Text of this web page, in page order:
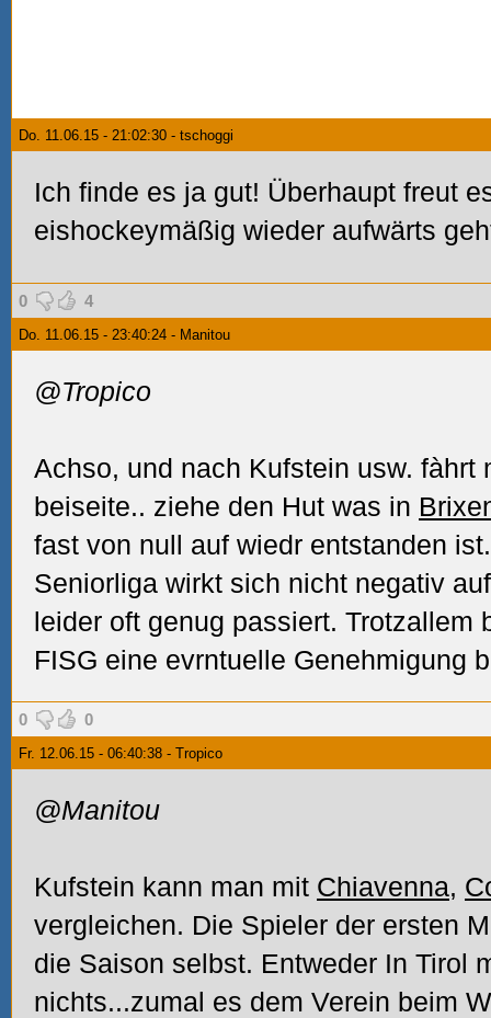
Do. 11.06.15 - 21:02:30 - tschoggi
Ich finde es ja gut! Überhaupt freut
eishockeymäßig wieder aufwärts
0 4
Do. 11.06.15 - 23:40:24 - Manitou
@Tropico
Achso, und nach Kufstein usw. fàhrt
beiseite.. ziehe den Hut was in
fast von null auf wiedr entstanden
Seniorliga wirkt sich nicht negativ
leider oft genug passiert. Trotzallem
FISG eine evrntuelle Genehmigung
0 0
Fr. 12.06.15 - 06:40:38 - Tropico
@Manitou
Kufstein kann man mit Chiavenna,
vergleichen. Die Spieler der ersten
die Saison selbst. Entweder In Tirol
nichts...zumal es dem Verein beim